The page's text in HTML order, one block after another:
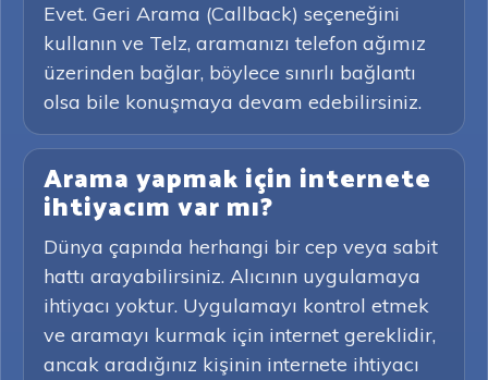
Evet. Geri Arama (Callback) seçeneğini
kullanın ve Telz, aramanızı telefon ağımız
üzerinden bağlar, böylece sınırlı bağlantı
olsa bile konuşmaya devam edebilirsiniz.
Arama yapmak için internete
ihtiyacım var mı?
Dünya çapında herhangi bir cep veya sabit
hattı arayabilirsiniz. Alıcının uygulamaya
ihtiyacı yoktur. Uygulamayı kontrol etmek
ve aramayı kurmak için internet gereklidir,
ancak aradığınız kişinin internete ihtiyacı